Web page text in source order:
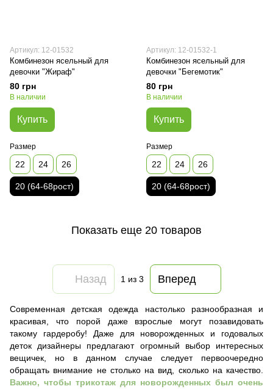
Современная детская одежда настолько разнообразная и
красивая, что порой даже взрослые могут позавидовать
такому гардеробу! Даже для новорожденных и годовалых
деток дизайнеры предлагают огромный выбор интересных
вещичек, но в данном случае следует первоочередно
обращать внимание не столько на вид, сколько на качество.
Важно, чтобы трикотаж для новорожденных был очень
Артикул: 12-01532
Комбинезон ясельный для
девочки "Жираф"
80 грн
В наличии
Купить
Размер
22 24 26
20 (64-68рост)
Артикул: 12-01532-1
Комбинезон ясельный для
девочки "Бегемотик"
80 грн
В наличии
Купить
Размер
22 24 26
20 (64-68рост)
Показать еще 20 товаров
Назад 1из 3 Вперед